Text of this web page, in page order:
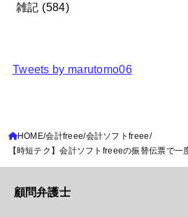
雑記 (584)
Tweets by marutomo06
HOME 会計freee 会計ソフトfreee
【時短テク】会計ソフトfreeeの振替伝票で
顧問弁護士